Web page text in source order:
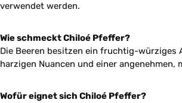
verwendet werden.
Wie schmeckt Chiloé Pfeffer?
Die Beeren besitzen ein fruchtig-würziges
harzigen Nuancen und einer angenehmen,
Wofür eignet sich Chiloé Pfeffer?